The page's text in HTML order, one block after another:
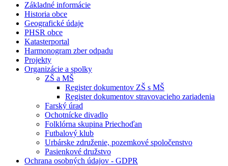
Základné informácie
Historia obce
Geografické údaje
PHSR obce
Katasterportal
Harmonogram zber odpadu
Projekty
Organizácie a spolky
ZŠ a MŠ
Register dokumentov ZŠ s MŠ
Register dokumentov stravovacieho zariadenia
Farský úrad
Ochotnícke divadlo
Folklórna skupina Priechoďan
Futbalový klub
Urbárske združenie, pozemkové spoločenstvo
Pasienkové družstvo
Ochrana osobných údajov - GDPR